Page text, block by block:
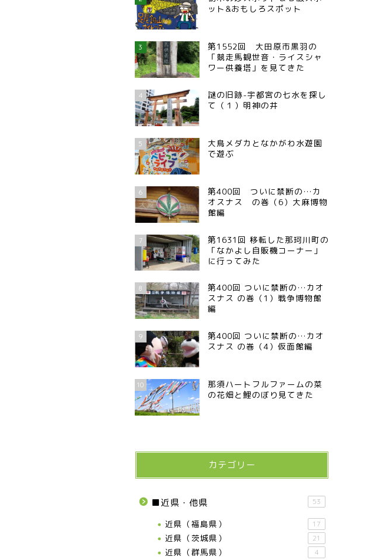
ット&おもしろスポット
3
第1552回 大田原市黒羽の
「競走馬観世音・ライスシャ
ワー供養塔」を見てきた
4
謎の旧跡-宇都宮の七水を探し
て（１）明神の井
5
大鳥メダカとなかがわ水遊園
で遊ぶ
6
第400回 ついに禁断の…カ
オスナス の巻（6）大麻博物
館編
7
第1631回 移転した那珂川町の
「なかよし自販機コーナー」
に行ってみた
8
第400回 ついに禁断の…カオ
スナス の巻（1）戦争博物館
編
9
第400回 ついに禁断の…カオ
スナス の巻（4）仮面館編
10
那須ハートフルファームの菜
の花畑と鯉のぼり見てきた
カテゴリー
■近県・他県 53
近県（福島県） 17
近県（茨城県） 21
近県（群馬県） 4